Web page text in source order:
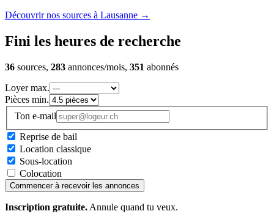
Découvrir nos sources à Lausanne →
Fini les heures de recherche
36 sources, 283 annonces/mois, 351 abonnés
Loyer max.
Pièces min.
Ton e-mail
Reprise de bail
Location classique
Sous-location
Colocation
Commencer à recevoir les annonces
Inscription gratuite. Annule quand tu veux.